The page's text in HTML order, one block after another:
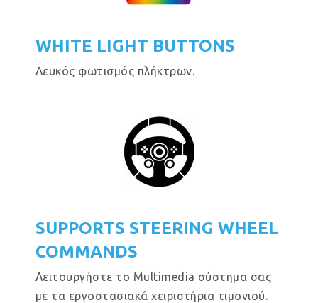
WHITE LIGHT BUTTONS
Λευκός φωτισμός πλήκτρων.
SUPPORTS STEERING WHEEL
COMMANDS
Λειτουργήστε το Multimedia σύστημα σας
με τα εργοστασιακά χειριστήρια τιμονιού.